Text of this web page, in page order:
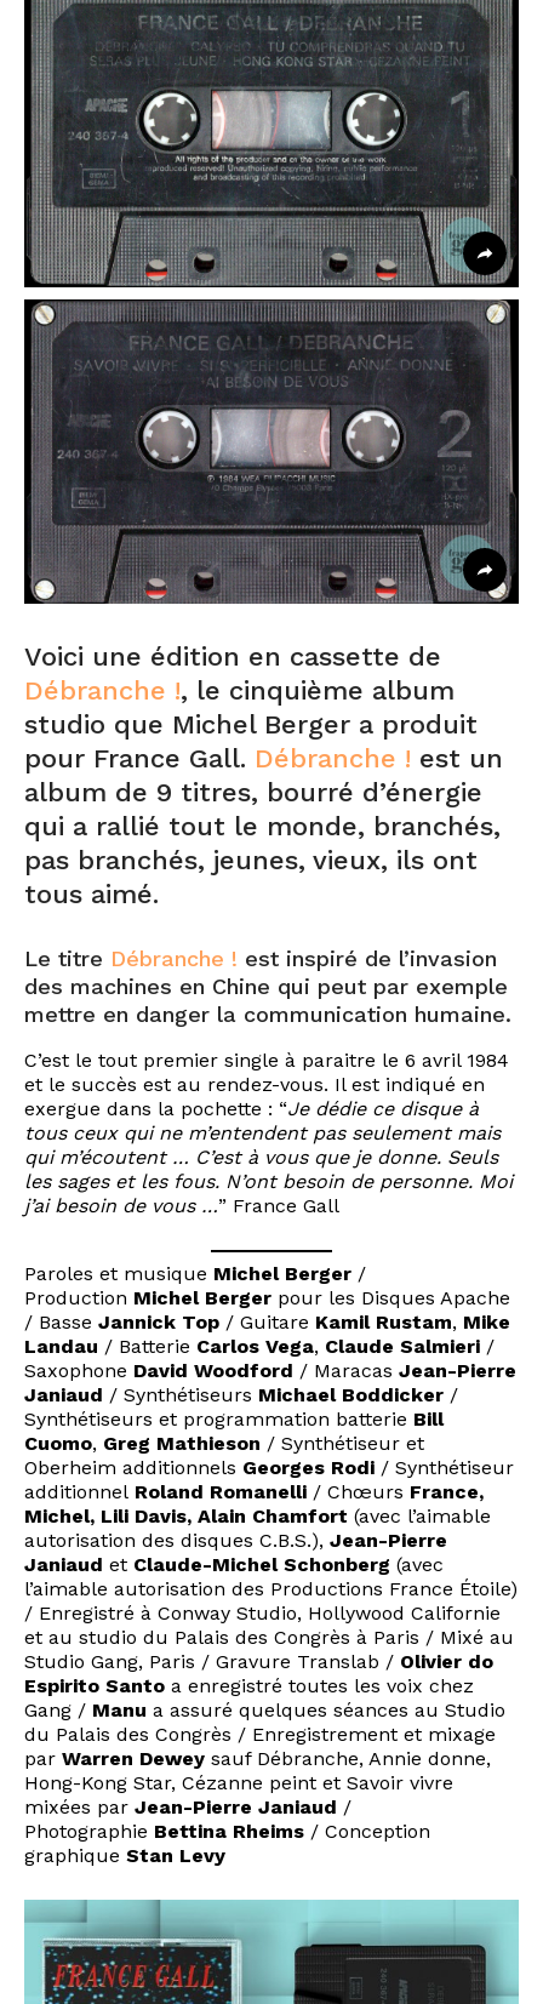
Voici une édition en cassette de
Débranche !, le cinquième album
studio que Michel Berger a produit
pour France Gall. Débranche ! est un
album de 9 titres, bourré d’énergie
qui a rallié tout le monde, branchés,
pas branchés, jeunes, vieux, ils ont
tous aimé.
Le titre Débranche ! est inspiré de l’invasion
des machines en Chine qui peut par exemple
mettre en danger la communication humaine.
C’est le tout premier single à paraitre le 6 avril 1984
et le succès est au rendez-vous. Il est indiqué en
exergue dans la pochette : “Je dédie ce disque à
tous ceux qui ne m’entendent pas seulement mais
qui m’écoutent … C’est à vous que je donne. Seuls
les sages et les fous. N’ont besoin de personne. Moi
j’ai besoin de vous …” France Gall
Paroles et musique Michel Berger /
Production Michel Berger pour les Disques Apache
/ Basse Jannick Top / Guitare Kamil Rustam, Mike
Landau / Batterie Carlos Vega, Claude Salmieri /
Saxophone David Woodford / Maracas Jean-Pierre
Janiaud / Synthétiseurs Michael Boddicker /
Synthétiseurs et programmation batterie Bill
Cuomo, Greg Mathieson / Synthétiseur et
Oberheim additionnels Georges Rodi / Synthétiseur
additionnel Roland Romanelli / Chœurs France,
Michel, Lili Davis, Alain Chamfort (avec l’aimable
autorisation des disques C.B.S.), Jean-Pierre
Janiaud et Claude-Michel Schonberg (avec
l’aimable autorisation des Productions France Étoile)
/ Enregistré à Conway Studio, Hollywood Californie
et au studio du Palais des Congrès à Paris / Mixé au
Studio Gang, Paris / Gravure Translab / Olivier do
Espirito Santo a enregistré toutes les voix chez
Gang / Manu a assuré quelques séances au Studio
du Palais des Congrès / Enregistrement et mixage
par Warren Dewey sauf Débranche, Annie donne,
Hong-Kong Star, Cézanne peint et Savoir vivre
mixées par Jean-Pierre Janiaud /
Photographie Bettina Rheims / Conception
graphique Stan Levy